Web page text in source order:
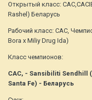
Открытый класс:
Rashel) Беларусь
Рабочий класс: САС,
Bora x Miliy Drug Ida)
Класс чемпионов:
САС, - Sansibiliti Sendhill
Santa Fe) - Беларусь